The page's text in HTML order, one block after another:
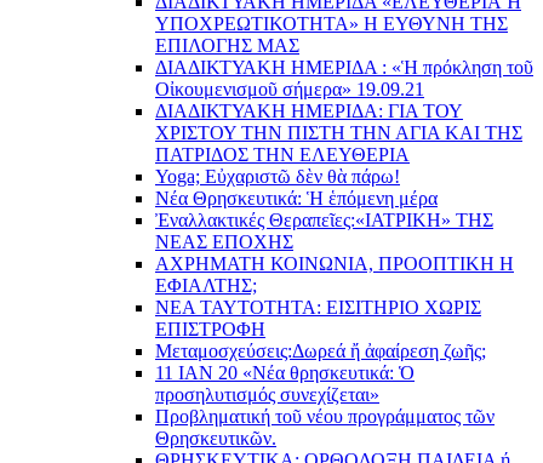
YΠΟΧΡΕΩΤΙΚΟΤΗΤΑ» Η ΕΥΘΥΝΗ ΤΗΣ
EΠΙΛΟΓΗΣ ΜΑΣ
ΔΙΑΔΙΚΤΥΑΚΗ ΗΜΕΡΙΔΑ : «Ἡ πρόκληση τοῦ
Οἰκουμενισμοῦ σήμερα» 19.09.21
ΔΙΑΔΙΚΤΥΑΚΗ ΗΜΕΡΙΔΑ: ΓΙΑ ΤΟΥ
ΧΡΙΣΤΟΥ ΤΗΝ ΠΙΣΤΗ ΤΗΝ ΑΓΙΑ ΚΑΙ ΤΗΣ
ΠΑΤΡΙΔΟΣ ΤΗΝ ΕΛΕΥΘΕΡΙΑ
Yoga; Εὐχαριστῶ δὲν θὰ πάρω!
Νέα Θρησκευτικά: Ἡ ἑπόμενη μέρα
Ἐναλλακτικές Θεραπεῖες:«ΙΑΤΡΙΚΗ» ΤΗΣ
ΝΕΑΣ ΕΠΟΧΗΣ
ΑΧΡΗΜΑΤΗ ΚΟΙΝΩΝΙΑ, ΠΡΟΟΠΤΙΚΗ Η
ΕΦΙΑΛΤΗΣ;
ΝΕΑ ΤΑΥΤΟΤΗΤΑ: ΕΙΣΙΤΗΡΙΟ ΧΩΡΙΣ
ΕΠΙΣΤΡΟΦΗ
Μεταμοσχεύσεις:Δωρεά ἤ ἀφαίρεση ζωῆς;
11 ΙΑΝ 20 «Νέα θρησκευτικά: Ὁ
προσηλυτισμός συνεχίζεται»
Προβληματική τοῦ νέου προγράμματος τῶν
Θρησκευτικῶν.